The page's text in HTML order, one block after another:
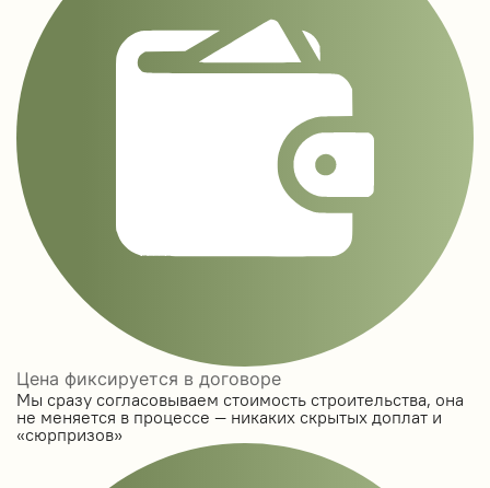
Цена фиксируется в договоре
Мы сразу согласовываем стоимость строительства, она
не меняется в процессе — никаких скрытых доплат и
«сюрпризов»